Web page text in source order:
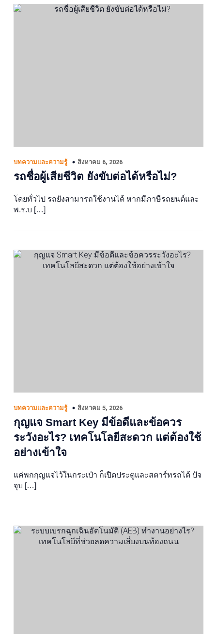
บทความและความรู้ สิงหาคม 6, 2026
รถชื่อผู้เสียชีวิต ยังขับต่อได้หรือไม่?
โดยทั่วไป รถยังสามารถใช้งานได้ หากมีภาษีรถยนต์และ
พ.ร.บ […]
บทความและความรู้ สิงหาคม 5, 2026
กุญแจ Smart Key มีข้อดีและข้อควร
ระวังอะไร? เทคโนโลยีสะดวก แต่ต้องใช้
อย่างเข้าใจ
แค่พกกุญแจไว้ในกระเป๋า ก็เปิดประตูและสตาร์ทรถได้ ปัจ
จุบ […]